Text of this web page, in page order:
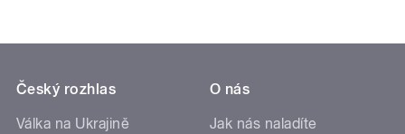
Český rozhlas
Válka na Ukrajině
O nás
Jak nás naladíte